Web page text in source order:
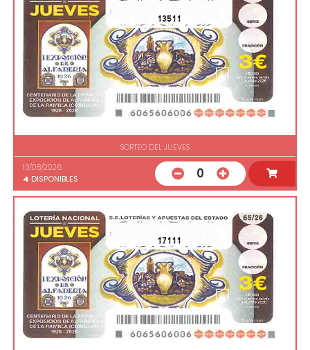
13511
SORTEO DEL JUEVES
13/08/2026
4 DISPONIBLES 0
17111